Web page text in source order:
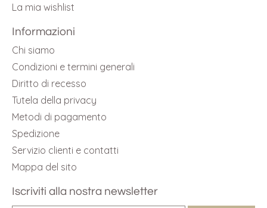
La mia wishlist
Informazioni
Chi siamo
Condizioni e termini generali
Diritto di recesso
Tutela della privacy
Metodi di pagamento
Spedizione
Servizio clienti e contatti
Mappa del sito
Iscriviti alla nostra newsletter